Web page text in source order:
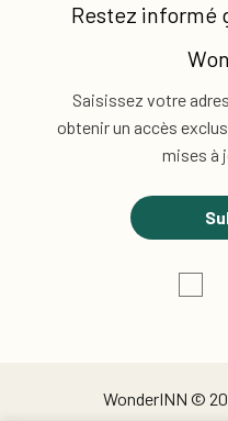
Restez informé
Saisissez votre
obtenir un accès
mises à
WonderINN ©